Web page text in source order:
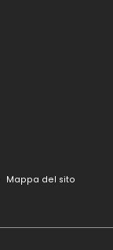
Mappa del sito